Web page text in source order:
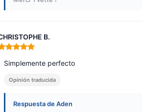
B.
5 de 5
Simplemente perfecto
Opinión traducida
Respuesta de Aden